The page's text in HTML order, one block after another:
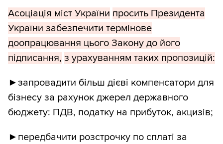
Асоціація міст України просить Президента
України забезпечити термінове
доопрацювання цього Закону до його
підписання, з урахуванням таких пропозицій:
►запровадити більш дієві компенсатори для
бізнесу за рахунок джерел державного
бюджету: ПДВ, податку на прибуток, акцизів;
►передбачити розстрочку по сплаті за